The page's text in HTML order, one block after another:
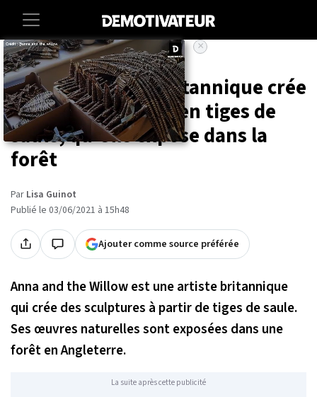
Accueil Societe Environnement
Cette sculptrice britannique crée
des oeuvres faites en tiges de
saule, qu'elle expose dans la
forêt
Par Lisa Guinot
Publié le 03/06/2021 à 15h48
Ajouter comme source préférée
×
Anna and the Willow est une artiste britannique
qui crée des sculptures à partir de tiges de saule.
Ses œuvres naturelles sont exposées dans une
forêt en Angleterre.
La suite après cette publicité